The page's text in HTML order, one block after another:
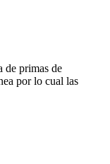
de primas de
por lo cual las